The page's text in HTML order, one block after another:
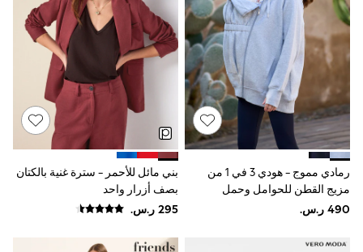
Caps
Bags
Blouses
Shirts
Polo Shirts
GIRLS
E-Gift Card
New In
New In from Next
0-2 years
3-5 years
6-8 years
9-11 years
رمادي مموج - هودي 3 في 1 من
مزيج القطن للحوامل وحمل
الأطفال من Seraphine
بني مائل للأحمر - سترة غنية بالكتان
بصف أزرار واحد